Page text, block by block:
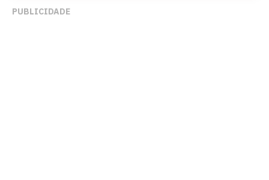
PUBLICIDADE